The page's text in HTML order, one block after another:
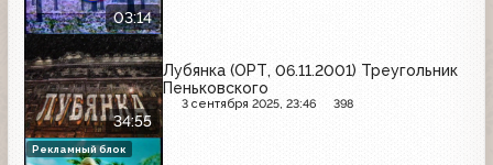
03:14
34:55
Лубянка (ОРТ, 06.11.2001) Треугольник
Пеньковского
3 сентября 2025, 23:46 398
Рекламный блок